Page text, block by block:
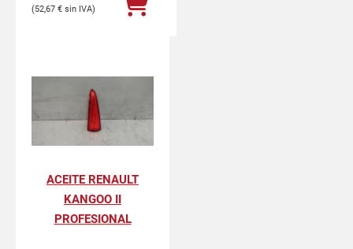
52,67 €
ACEITE RENAULT
KANGOO II
PROFESIONAL